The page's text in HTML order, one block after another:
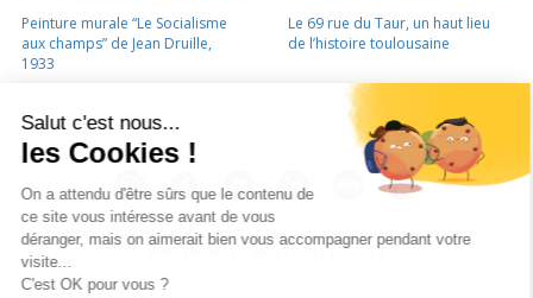
Peinture murale “Le Socialisme
aux champs” de Jean Druille,
1933
Le 69 rue du Taur, un haut lieu
de l’histoire toulousaine
LA CINÉMATHÈQUE · CONTACTS · LETTRE D'INFORMATION ·
PARTENAIRES · MENTIONS LÉGALES